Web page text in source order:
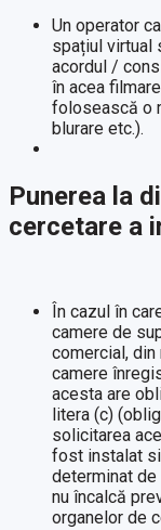
Un operator
spațiul virtual
acordul /
în acea
folosească o
blurare etc.).
Punerea la
cercetare a
În cazul în
camere de
comercial,
camere
acesta are
litera (c)
solicitarea
fost instalat
determinat de
nu încalcă
organelor de